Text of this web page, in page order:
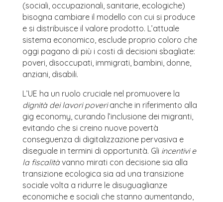
(sociali, occupazionali, sanitarie, ecologiche)
bisogna cambiare il modello con cui si produce
e si distribuisce il valore prodotto. L’attuale
sistema economico, esclude proprio coloro che
oggi pagano di più i costi di decisioni sbagliate:
poveri, disoccupati, immigrati, bambini, donne,
anziani, disabili.
L’UE ha un ruolo cruciale nel promuovere la
dignità dei lavori poverianche in riferimento alla
gig economy, curando l’inclusione dei migranti,
evitando che si creino nuove povertà
conseguenza di digitalizzazione pervasiva e
diseguale in termini di opportunità. Gli incentivi e
la fiscalitàvanno mirati con decisione sia alla
transizione ecologica sia ad una transizione
sociale volta a ridurre le disuguaglianze
economiche e sociali che stanno aumentando,